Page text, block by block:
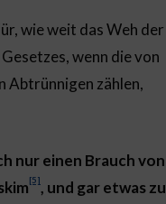
wie weit das Weh der
wenn die von
Abtrünnigen zählen,
nur einen Brauch von
[5], und gar etwas zu